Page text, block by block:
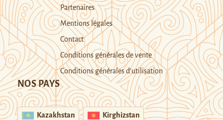
Partenaires
Mentions légales
Contact
Conditions générales de vente
Conditions générales d’utilisation
NOS PAYS
Kazakhstan Kirghizstan